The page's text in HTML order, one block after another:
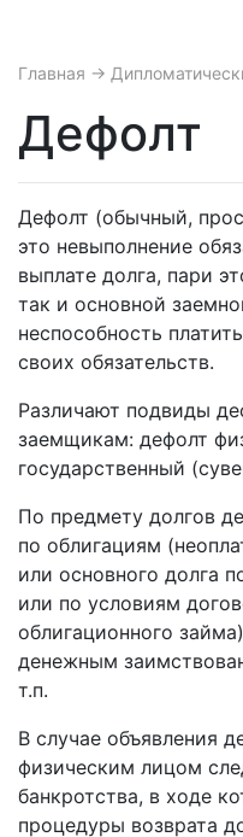
Главная →
Дефолт
Дефолт (обычный,
это невыполнение
выплате долга, пари
так и основной
неспособность
своих обязательств.
Различают подвиды
заемщикам: дефолт
государственный
По предмету долгов
по облигациям
или основного долга
или по условиям
облигационного
денежным
т.п.
В случае объявления
физическим лицом
банкротства, в ходе
процедуры возврата